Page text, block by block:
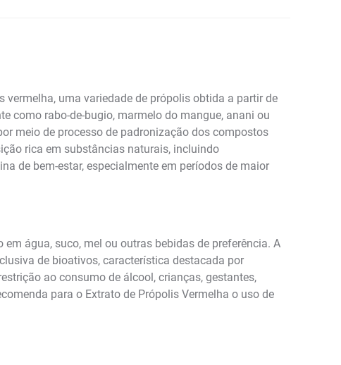
uma variedade de própolis obtida a partir de
como rabo-de-bugio, marmelo do mangue, anani ou
meio de processo de padronização dos compostos
rica em substâncias naturais, incluindo
de bem-estar, especialmente em períodos de maior
água, suco, mel ou outras bebidas de preferência. A
de bioativos, característica destacada por
ao consumo de álcool, crianças, gestantes,
para o Extrato de Própolis Vermelha o uso de